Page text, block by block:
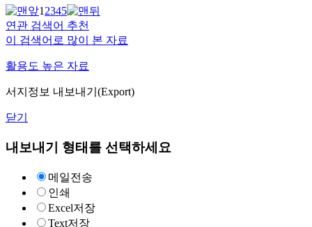
12345
연관 검색어 추천
이 검색어로 많이 본 자료
활용도 높은 자료
서지정보 내보내기(Export)
닫기
내보내기 형태를 선택하세요
메일전송
인쇄
Excel저장
Text저장